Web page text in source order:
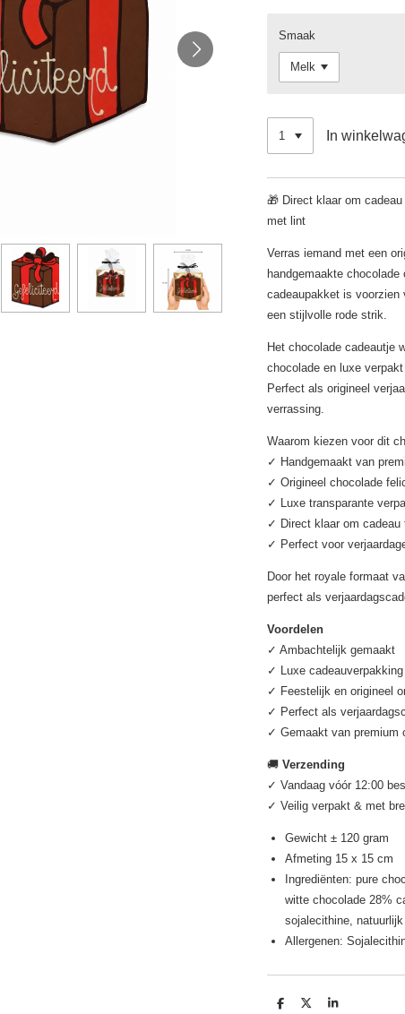
Smaak
In
🎁 Direct klaar om
met lint
Verras iemand met een
handgemaakte
cadeaupakket is
een stijlvolle rode strik.
Het chocolade cadeautje
chocolade en luxe
Perfect als origineel
verrassing.
Waarom kiezen voor dit
✓ Handgemaakt van
✓ Origineel chocolade
✓ Luxe transparante
✓ Direct klaar om cadeau
✓ Perfect voor
Door het royale formaat
perfect als
Voordelen
✓ Ambachtelijk gemaakt
✓ Luxe cadeauverpakking
✓ Feestelijk en origineel
✓ Perfect als
✓ Gemaakt van premium
🚚 Verzending
✓ Vandaag vóór 12:00
✓ Veilig verpakt & met
Gewicht ± 120 gram
Afmeting 15 x 15 cm
Ingrediënten: pure
witte chocolade 28%
sojalecithine,
Allergenen:
D
D
S